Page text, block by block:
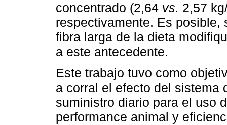
concentrado (2,64 vs. 2,57
respectivamente. Es posible,
fibra larga de la dieta
a este antecedente.
Este trabajo tuvo como
a corral el efecto del sistema
suministro diario para el uso
performance animal y